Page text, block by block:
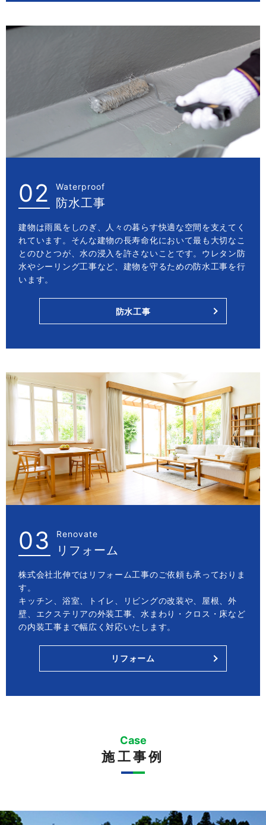
02 Waterproof
防水工事
建物は雨風をしのぎ、人々の暮らす快適な空間を支えてく
れています。そんな建物の長寿命化において最も大切なこ
とのひとつが、水の浸入を許さないことです。ウレタン防
水やシーリング工事など、建物を守るための防水工事を行
います。
防水工事
03 Renovate
リフォーム
株式会社北伸ではリフォーム工事のご依頼も承っておりま
す。
キッチン、浴室、トイレ、リビングの改装や、屋根、外
壁、エクステリアの外装工事、水まわり・クロス・床など
の内装工事まで幅広く対応いたします。
リフォーム
Case
施工事例